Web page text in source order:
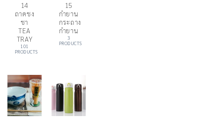
14
ถาดชง
ชา
TEA
TRAY
101
PRODUCTS
15
กำยาน
กระถาง
กำยาน
3
PRODUCTS